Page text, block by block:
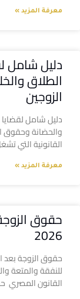
معرفة المزيد »
دليل شامل
الطلاق
الزوجين
دليل شامل
والحضانة وحقوق
القانونية التي
معرفة المزيد »
حقوق
2026
للنفقة والمتعة
القانون المصري